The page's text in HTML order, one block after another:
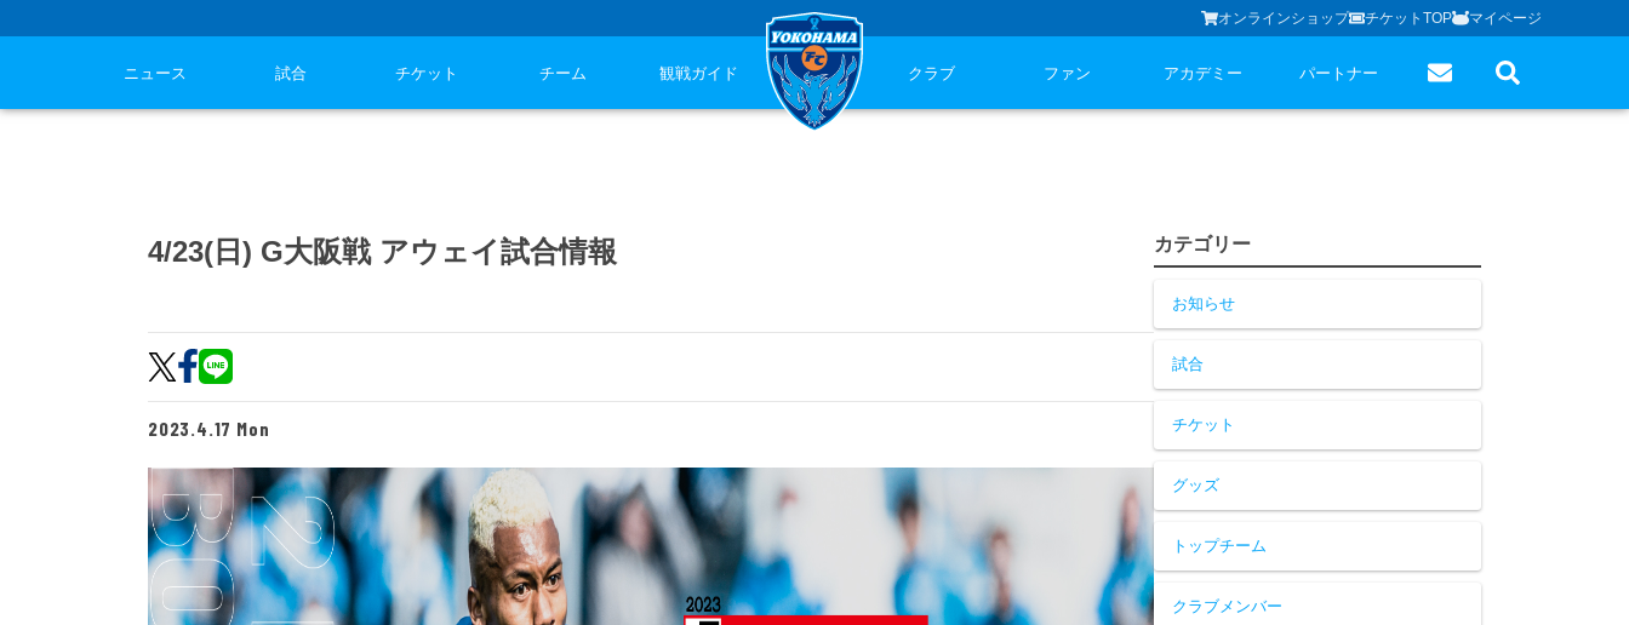
オンラインショップ チケットTOP マイページ
ニュース 試合 チケット チーム 観戦ガイド クラブ ファン アカデミー パートナー
4/23(日) G大阪戦 アウェイ試合情報
2023.4.17 Mon
カテゴリー
お知らせ
試合
チケット
グッズ
トップチーム
クラブメンバー